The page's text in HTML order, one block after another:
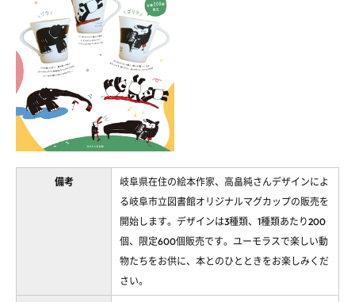
備考
岐阜県在住の絵本作家、高畠純さんデザインによ
る岐阜市立図書館オリジナルマグカップの販売を
開始します。デザインは3種類、1種類あたり200
個、限定600個販売です。ユーモラスで楽しい動
物たちをお供に、本とのひとときをお楽しみくだ
さい。